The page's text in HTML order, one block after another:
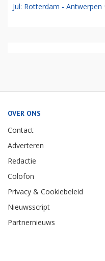
Jul: Rotterdam - Antwerpen
OVER ONS
Contact
Adverteren
Redactie
Colofon
Privacy & Cookiebeleid
Nieuwsscript
Partnernieuws